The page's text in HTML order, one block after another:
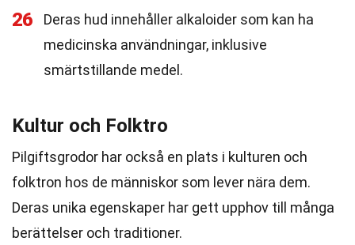
26
Deras hud innehåller alkaloider som kan ha
medicinska användningar, inklusive
smärtstillande medel.
Kultur och Folktro
Pilgiftsgrodor har också en plats i kulturen och
folktron hos de människor som lever nära dem.
Deras unika egenskaper har gett upphov till många
berättelser och traditioner.